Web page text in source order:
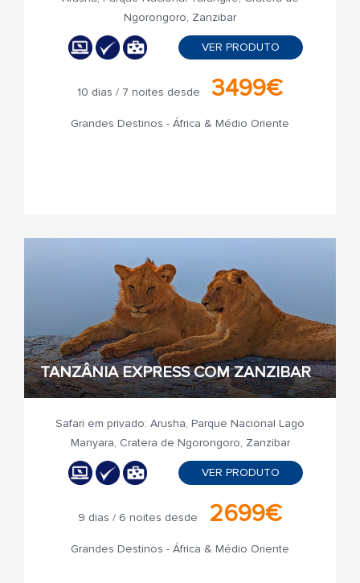
Ngorongoro, Zanzibar
VER PRODUTO
10 dias / 7 noites desde 3499€
Grandes Destinos - África & Médio Oriente
TANZÂNIA EXPRESS COM ZANZIBAR
Safari em privado: Arusha, Parque Nacional Lago
Manyara, Cratera de Ngorongoro, Zanzibar
VER PRODUTO
9 dias / 6 noites desde 2699€
Grandes Destinos - África & Médio Oriente